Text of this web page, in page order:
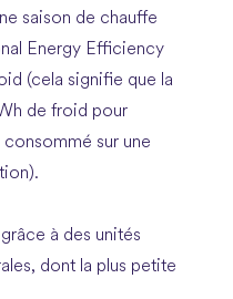
saison de chauffe
Energy Efficiency
(cela signifie que la
de froid pour
sur une
à des unités
dont la plus petite